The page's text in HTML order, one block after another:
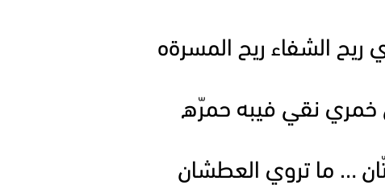
الشفاء ريح المسرةه
خمري نقي فيبه حمرّه
… ما تروي العطشان